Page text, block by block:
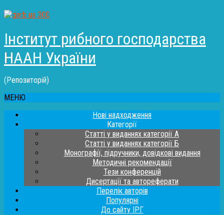
Інститут рибного господарства
НААН України
(Репозиторій)
МЕНЮ
Нові надходження
Категорії
Статті у виданнях категорії А
Статті у виданнях категорії Б
Монографії, підручники, довідкові видання
Методичні рекомендації
Тези конференцій
Дисертації та автореферати
Перелік авторів
Популярні
До сайту ІРГ